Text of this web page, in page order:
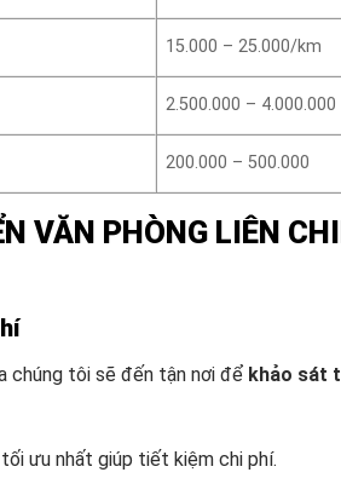
15.000 – 25.000/km
2.500.000 – 4.000.000
200.000 – 500.000
VĂN PHÒNG LIÊN
chúng tôi sẽ đến tận nơi để khảo sát
ưu nhất giúp tiết kiệm chi phí.